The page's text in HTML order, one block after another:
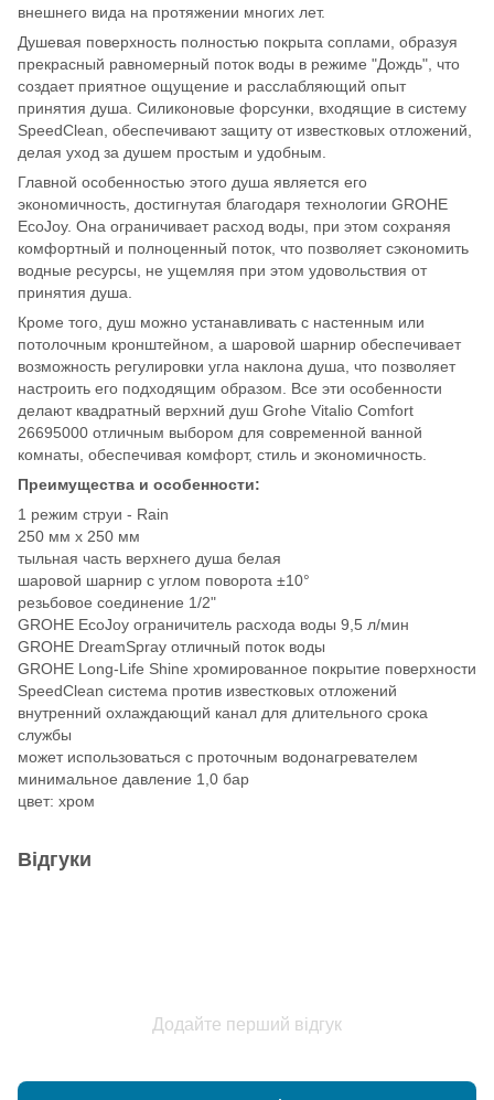
внешнего вида на протяжении многих лет.
Душевая поверхность полностью покрыта соплами, образуя
прекрасный равномерный поток воды в режиме "Дождь", что
создает приятное ощущение и расслабляющий опыт
принятия душа. Силиконовые форсунки, входящие в систему
SpeedClean, обеспечивают защиту от известковых отложений,
делая уход за душем простым и удобным.
Главной особенностью этого душа является его
экономичность, достигнутая благодаря технологии GROHE
EcoJoy. Она ограничивает расход воды, при этом сохраняя
комфортный и полноценный поток, что позволяет сэкономить
водные ресурсы, не ущемляя при этом удовольствия от
принятия душа.
Кроме того, душ можно устанавливать с настенным или
потолочным кронштейном, а шаровой шарнир обеспечивает
возможность регулировки угла наклона душа, что позволяет
настроить его подходящим образом. Все эти особенности
делают квадратный верхний душ Grohe Vitalio Comfort
26695000 отличным выбором для современной ванной
комнаты, обеспечивая комфорт, стиль и экономичность.
Преимущества и особенности:
1 режим струи - Rain
250 мм x 250 мм
тыльная часть верхнего душа белая
шаровой шарнир с углом поворота ±10°
резьбовое соединение 1/2"
GROHE EcoJoy ограничитель расхода воды 9,5 л/мин
GROHE DreamSpray отличный поток воды
GROHE Long-Life Shine хромированное покрытие поверхности
SpeedClean система против известковых отложений
внутренний охлаждающий канал для длительного срока
службы
может использоваться с проточным водонагревателем
минимальное давление 1,0 бар
цвет: хром
Відгуки
Додайте перший відгук